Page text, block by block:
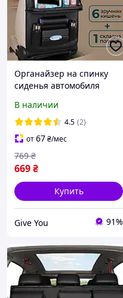
Органайзер на спинку
сиденья автомобиля
карманами
В наличии
4.5 (2)
от67₴/мес
669₴
769 ₴
Купить
Give You 91%